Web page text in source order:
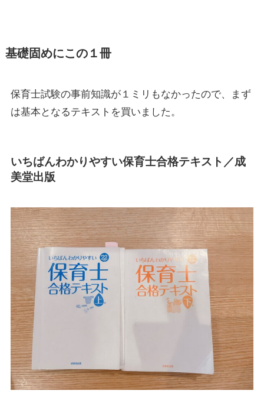
基礎固めにこの１冊
保育士試験の事前知識が１ミリもなかったので、まず
は基本となるテキストを買いました。
いちばんわかりやすい保育士合格テキスト／成
美堂出版